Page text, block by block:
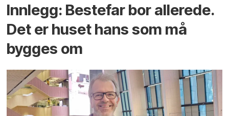
Innlegg: Bestefar bor allerede.
Det er huset hans som må
bygges om